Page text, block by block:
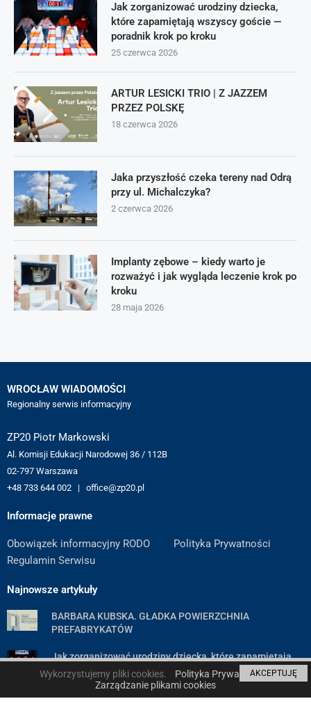
Jak zorganizować urodziny dziecka,
które zapamiętają wszyscy goście —
poradnik krok po kroku
25 czerwca 2026
ARTUR LESICKI TRIO | Z JAZZEM
PRZEZ POLSKĘ
18 czerwca 2026
Jaka przyszłość czeka tereny nad Odrą
przy ul. Michalczyka?
2 czerwca 2026
Implanty zębowe – kiedy warto je
rozważyć i jak wygląda leczenie krok po
kroku
28 maja 2026
WROCŁAW WIADOMOŚCI
Regionalny serwis informacyjny
ZP20 Piotr Markowski
Al. Komisji Edukacji Narodowej 36 / 112B
02-797 Warszawa
+48 733 644 002 | office@zp20.pl
Informacje prawne
Obowiązek informacyjny RODO
Polityka Prywatności
Regulamin Serwisu
Najnowsze artykuły
BARBARA KUBSKA. GŁADKA POWIERZCHNIA
PREFABRYKATÓW
Jak zorganizować urodziny dziecka, które zapamiętają
wszyscy goście — poradnik krok po kroku
Wykorzystujemy pliki cookies.
Polityka Prywatności
Zarządzanie plikami cookies
AKCEPTUJĘ